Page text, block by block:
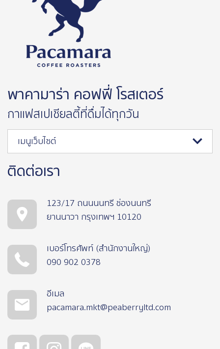
พาคามาร่า คอฟฟี่ โรสเตอร์
กาแฟสเปเชียลตี้ที่ดื่มได้ทุกวัน
เมนูเว็บไซต์
ติดต่อเรา
123/17 ถนนนนทรี ช่องนนทรี
ยานนาวา กรุงเทพฯ 10120
เบอร์โทรศัพท์ (สำนักงานใหญ่)
090 902 0378
อีเมล
pacamara.mkt@peaberryltd.com